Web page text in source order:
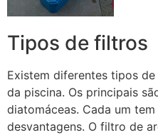
Tipos de filtros
Existem diferentes tipos
da piscina. Os principais
diatomáceas. Cada um
desvantagens. O filtro de